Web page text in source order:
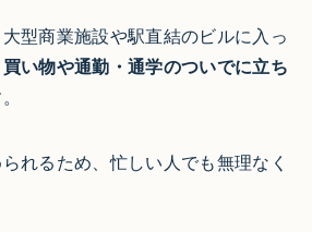
型商業施設や駅直結のビルに入っ
買い物や通勤・通学のついでに立ち
れるため、忙しい人でも無理なく